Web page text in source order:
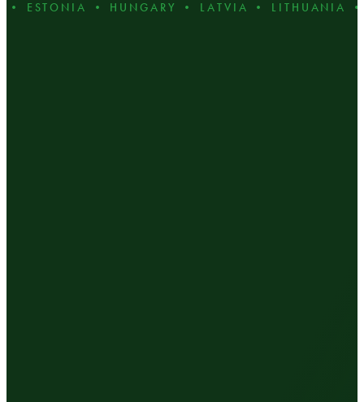
• HUNGARY • LATVIA • LITHUANIA •